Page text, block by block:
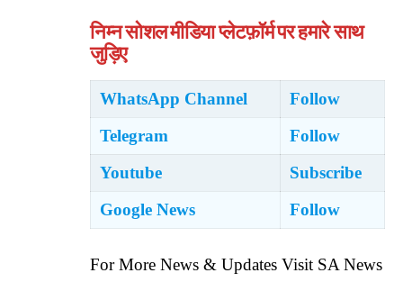
निम्न सोशल मीडिया प्लेटफ़ॉर्म पर हमारे साथ
जुड़िए
WhatsApp Channel
Follow
Telegram
Follow
Youtube
Subscribe
Google News
Follow
For More News & Updates Visit SA News